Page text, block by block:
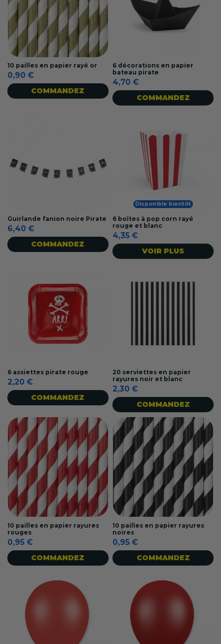
10 pailles en papier rayé or
0,90 €
COMMANDEZ
6 décorations en papier
bateau pirate
4,70 €
COMMANDEZ
Guirlande fanion noire Pirate
6,40 €
COMMANDEZ
Disponible bientôt
6 boîtes à pop corn rayé
rouge et blanc
4,35 €
VOIR PLUS
6 assiettes pirate rouge
2,20 €
COMMANDEZ
20 serviettes en papier
rayures noir et blanc
2,30 €
COMMANDEZ
10 pailles en papier rayures
rouges
0,95 €
COMMANDEZ
10 pailles en papier rayures
noires
0,95 €
COMMANDEZ